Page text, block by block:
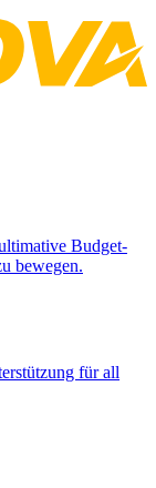
Budget-
bewegen.
für all